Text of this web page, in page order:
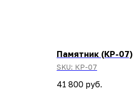
Памятник (КР-07)
SKU: КР-07
41 800 руб.